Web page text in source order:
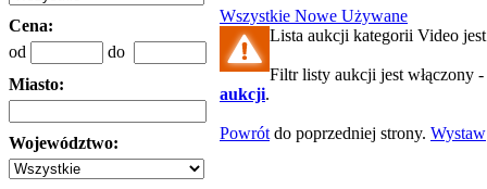
Cena:
od
do
Miasto:
Województwo:
Wszystkie Nowe Używane
Lista aukcji kategorii Video
Filtr listy aukcji jest włączony -
aukcji.
Powrót do poprzedniej strony. Wystaw